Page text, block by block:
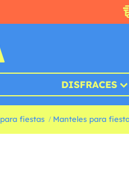
DISFRACES
fiestas Manteles para